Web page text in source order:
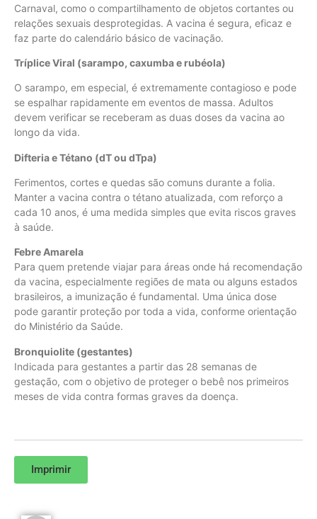
Carnaval, como o compartilhamento de objetos cortantes ou
relações sexuais desprotegidas. A vacina é segura, eficaz e
faz parte do calendário básico de vacinação.
Tríplice Viral (sarampo, caxumba e rubéola)
O sarampo, em especial, é extremamente contagioso e pode
se espalhar rapidamente em eventos de massa. Adultos
devem verificar se receberam as duas doses da vacina ao
longo da vida.
Difteria e Tétano (dT ou dTpa)
Ferimentos, cortes e quedas são comuns durante a folia.
Manter a vacina contra o tétano atualizada, com reforço a
cada 10 anos, é uma medida simples que evita riscos graves
à saúde.
Febre Amarela
Para quem pretende viajar para áreas onde há recomendação
da vacina, especialmente regiões de mata ou alguns estados
brasileiros, a imunização é fundamental. Uma única dose
pode garantir proteção por toda a vida, conforme orientação
do Ministério da Saúde.
Bronquiolite (gestantes)
Indicada para gestantes a partir das 28 semanas de
gestação, com o objetivo de proteger o bebê nos primeiros
meses de vida contra formas graves da doença.
Imprimir